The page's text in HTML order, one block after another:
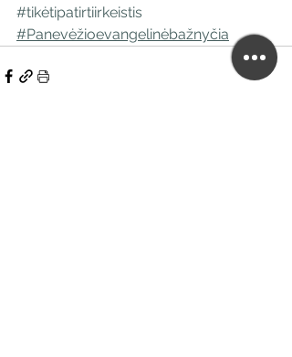
#tikėtipatirtiirkeistis
#Panevėžioevangelinėbažnyčia